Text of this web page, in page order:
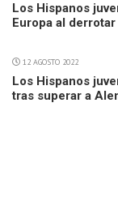
Los Hispanos
Europa al
12 AGOSTO 2022
Los Hispanos
tras superar a